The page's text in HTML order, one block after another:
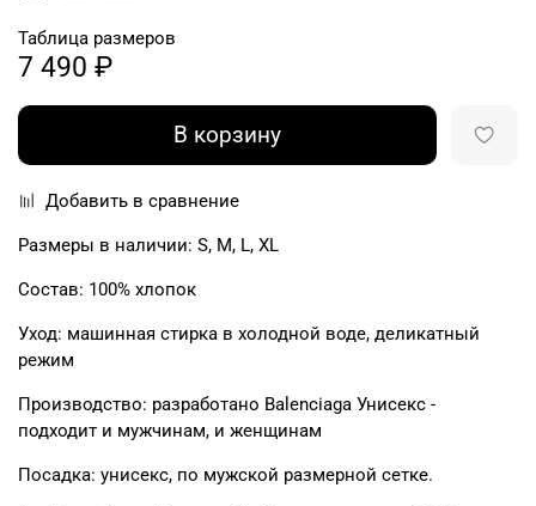
Таблица размеров
7 490 ₽
В корзину
Добавить в сравнение
Размеры в наличии: S, M, L, XL
Состав: 100% хлопок
Уход: машинная стирка в холодной воде, деликатный
режим
Производство: разработано Balenciaga Унисекс -
подходит и мужчинам, и женщинам
Посадка: унисекс, по мужской размерной сетке.